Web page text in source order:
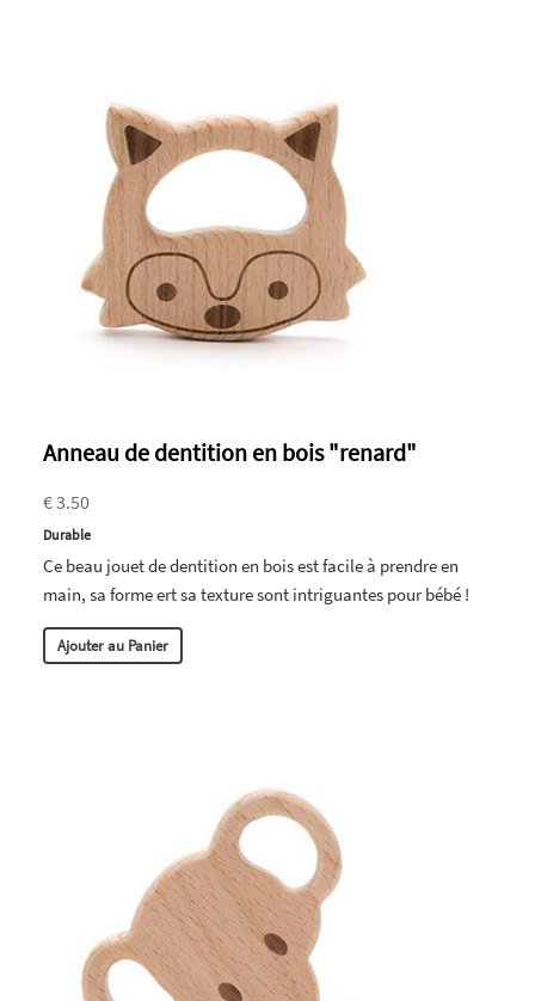
Anneau de dentition en bois "renard"
€ 3.50
Durable
Ce beau jouet de dentition en bois est facile à prendre en
main, sa forme ert sa texture sont intriguantes pour bébé !
Ajouter au Panier